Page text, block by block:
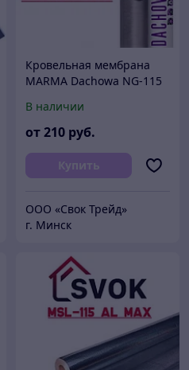
Кровельная мембрана
MARMA Dachowa NG-115
В наличии
от210 руб.
Купить
ООО «Свок Трейд»
г. Минск